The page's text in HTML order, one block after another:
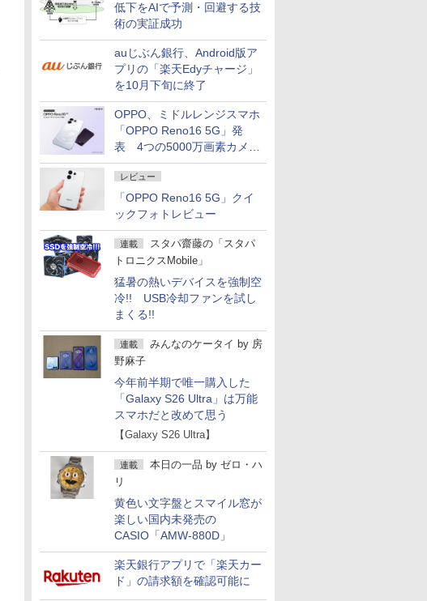
低下をAIで予測・回避する技
術の実証成功
auじぶん銀行、Android版ア
プリの「楽天Edyチャージ」
を10月下旬に終了
OPPO、ミドルレンジスマホ
「OPPO Reno16 5G」発
表 4つの5000万画素カメラ
搭載の小型モデル
レビュー
「OPPO Reno16 5G」クイ
ックフォトレビュー
連載
スタパ齋藤の「スタパ
トロニクスMobile」
猛暑の熱いデバイスを強制空
冷!! USB冷却ファンを試し
まくる!!
連載 みんなのケータイ by 房
野麻子
今年前半期で唯一購入した
「Galaxy S26 Ultra」は万能
スマホだと改めて思う
【Galaxy S26 Ultra】
連載 本日の一品 by ゼロ・ハ
リ
黄色い文字盤とスマイル窓が
楽しい国内未発売の
CASIO「AMW-880D」
楽天銀行アプリで「楽天カー
ド」の請求額を確認可能に